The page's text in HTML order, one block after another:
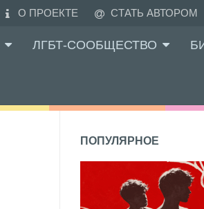
О ПРОЕКТЕ СТАТЬ АВТОРОМ
ЛГБТ-СООБЩЕСТВО
ПОПУЛЯРНОЕ